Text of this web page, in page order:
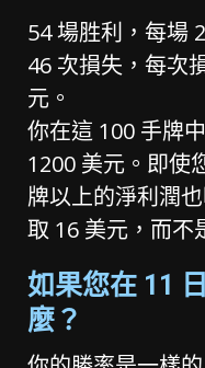
54 場胜利，每場
46 次損失，每次
元。
你在這 100 手牌
1200 美元。即使
牌以上的淨利潤
取 16 美元，而不
如果您在 11
麼？